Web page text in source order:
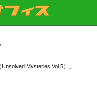
Mysteries Vol.5）」